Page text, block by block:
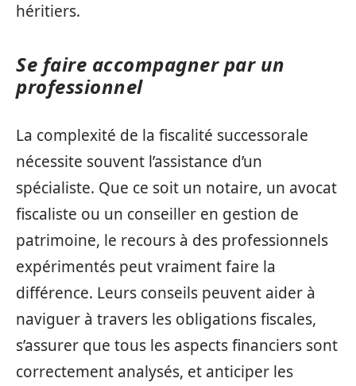
héritiers.
Se faire accompagner par un
professionnel
La complexité de la fiscalité successorale
nécessite souvent l’assistance d’un
spécialiste. Que ce soit un notaire, un avocat
fiscaliste ou un conseiller en gestion de
patrimoine, le recours à des professionnels
expérimentés peut vraiment faire la
différence. Leurs conseils peuvent aider à
naviguer à travers les obligations fiscales,
s’assurer que tous les aspects financiers sont
correctement analysés, et anticiper les